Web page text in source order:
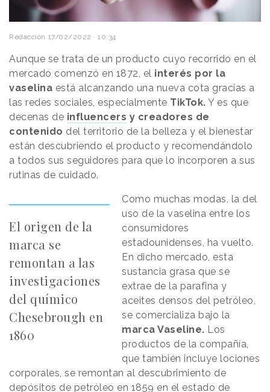
Redacción 17/02/2022 · 10:34
Aunque se trata de un producto cuyo recorrido en el
mercado comenzó en 1872, el interés por la
vaselina está alcanzando una nueva cota gracias a
las redes sociales, especialmente TikTok. Y es que
decenas de influencers y creadores de
contenido del territorio de la belleza y el bienestar
están descubriendo el producto y recomendándolo
a todos sus seguidores para que lo incorporen a sus
rutinas de cuidado.
El origen de la
marca se
remontan a las
investigaciones
del químico
Chesebrough en
1860
Como muchas modas, la del
uso de la vaselina entre los
consumidores
estadounidenses, ha vuelto.
En dicho mercado, esta
sustancia grasa que se
extrae de la parafina y
aceites densos del petróleo,
se comercializa bajo la
marca Vaseline. Los
productos de la compañía,
que también incluye lociones
corporales, se remontan al descubrimiento de
depósitos de petróleo en 1859 en el estado de